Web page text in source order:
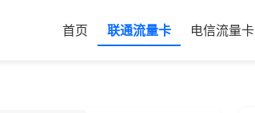
首页 联通流量卡 电信流量卡